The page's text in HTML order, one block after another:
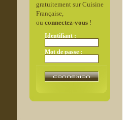
gratuitement sur Cuisine
Française,
ou connectez-vous!
Identifiant :
Mot de passe :